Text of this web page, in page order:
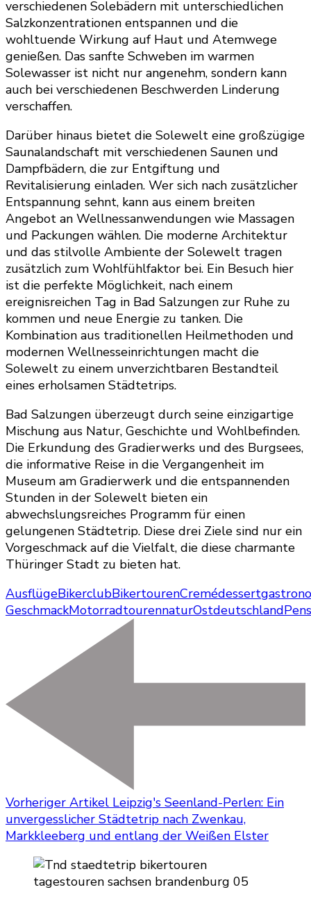
verschiedenen Solebädern mit unterschiedlichen
Salzkonzentrationen entspannen und die
wohltuende Wirkung auf Haut und Atemwege
genießen. Das sanfte Schweben im warmen
Solewasser ist nicht nur angenehm, sondern kann
auch bei verschiedenen Beschwerden Linderung
verschaffen.
Darüber hinaus bietet die Solewelt eine großzügige
Saunalandschaft mit verschiedenen Saunen und
Dampfbädern, die zur Entgiftung und
Revitalisierung einladen. Wer sich nach zusätzlicher
Entspannung sehnt, kann aus einem breiten
Angebot an Wellnessanwendungen wie Massagen
und Packungen wählen. Die moderne Architektur
und das stilvolle Ambiente der Solewelt tragen
zusätzlich zum Wohlfühlfaktor bei. Ein Besuch hier
ist die perfekte Möglichkeit, nach einem
ereignisreichen Tag in Bad Salzungen zur Ruhe zu
kommen und neue Energie zu tanken. Die
Kombination aus traditionellen Heilmethoden und
modernen Wellnesseinrichtungen macht die
Solewelt zu einem unverzichtbaren Bestandteil
eines erholsamen Städtetrips.
Bad Salzungen überzeugt durch seine einzigartige
Mischung aus Natur, Geschichte und Wohlbefinden.
Die Erkundung des Gradierwerks und des Burgsees,
die informative Reise in die Vergangenheit im
Museum am Gradierwerk und die entspannenden
Stunden in der Solewelt bieten ein
abwechslungsreiches Programm für einen
gelungenen Städtetrip. Diese drei Ziele sind nur ein
Vorgeschmack auf die Vielfalt, die diese charmante
Thüringer Stadt zu bieten hat.
AusflügeBikerclubBikertourenCremédessert
GeschmackMotorradtourennaturOstdeutschland
Vorheriger Artikel Leipzig's Seenland-Perlen: Ein
unvergesslicher Städtetrip nach Zwenkau,
Markkleeberg und entlang der Weißen Elster